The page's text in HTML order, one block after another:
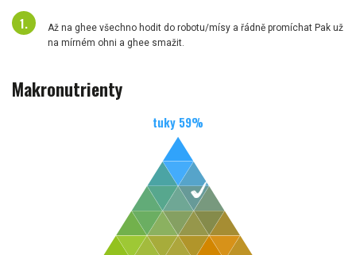
Až na ghee všechno hodit do robotu/mísy a řádně promíchat Pak už
na mírném ohni a ghee smažit.
Makronutrienty
tuky 59%